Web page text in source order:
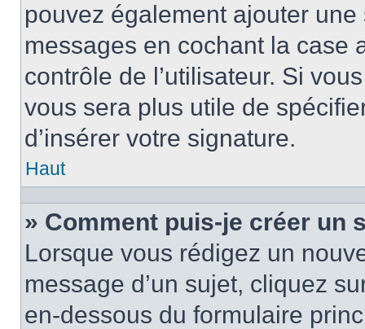
pouvez également ajouter
messages en cochant la case
contrôle de l’utilisateur. Si
vous sera plus utile de
d’insérer votre signature.
Haut
» Comment puis-je créer un
Lorsque vous rédigez un
message d’un sujet, cliquez
en-dessous du formulaire